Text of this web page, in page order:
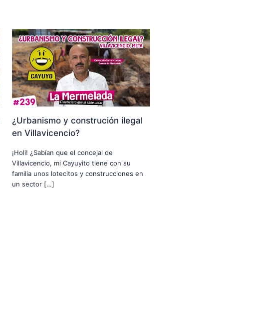
¿Urbanismo y construción ilegal
en Villavicencio?
¡Holi! ¿Sabían que el concejal de
Villavicencio, mi Cayuyito tiene con su
familia unos lotecitos y construcciones en
un sector […]